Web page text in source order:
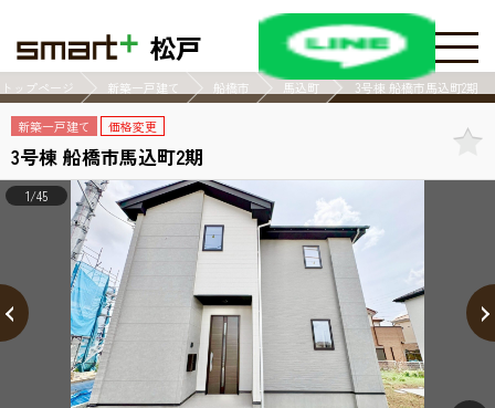
松戸
トップページ 新築一戸建て 船橋市 馬込町 3号棟 船橋市馬込町2期
新築一戸建て 価格変更
3号棟 船橋市馬込町2期
1/45